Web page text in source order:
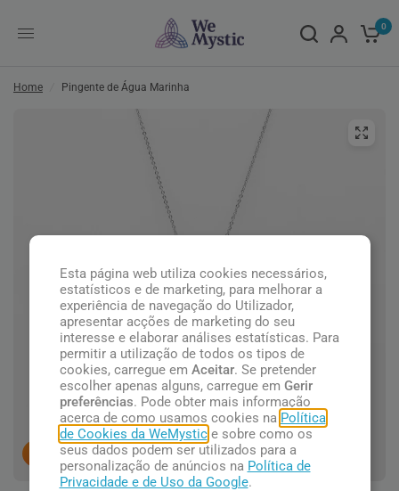
0
Home Pingente de Água Marinha
pessoas concluindo esta compra.
Esta página web utiliza cookies necessários,
estatísticos e de marketing, para melhorar a
experiência de navegação do Utilizador,
apresentar acções de marketing do seu
interesse e elaborar análises estatísticas. Para
permitir a utilização de todos os tipos de
cookies, carregue em Aceitar. Se pretender
escolher apenas alguns, carregue em Gerir
preferências. Pode obter mais informação
acerca de como usamos cookies na Política
de Cookies da WeMystice sobre como os
seus dados podem ser utilizados para a
personalização de anúncios na Política de
Privacidade e de Uso da Google.